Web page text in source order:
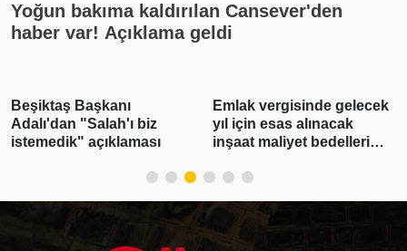
Yoğun bakıma kaldırılan Cansever'den
haber var! Açıklama geldi
Beşiktaş Başkanı
Adalı'dan "Salah'ı biz
istemedik" açıklaması
Emlak vergisinde gelecek
yıl için esas alınacak
inşaat maliyet bedelleri